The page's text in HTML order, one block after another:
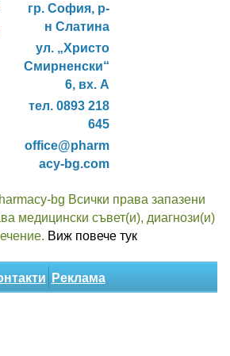
гр. София, р-
н Слатина
ул. „Христо
Смирненски“
6, вх. А
тел. 0893 218
645
office@pharm
acy-bg.com
bg Всички права запазени
медицински съвет(и), диагнози(и)
Виж повече тук
Реклама